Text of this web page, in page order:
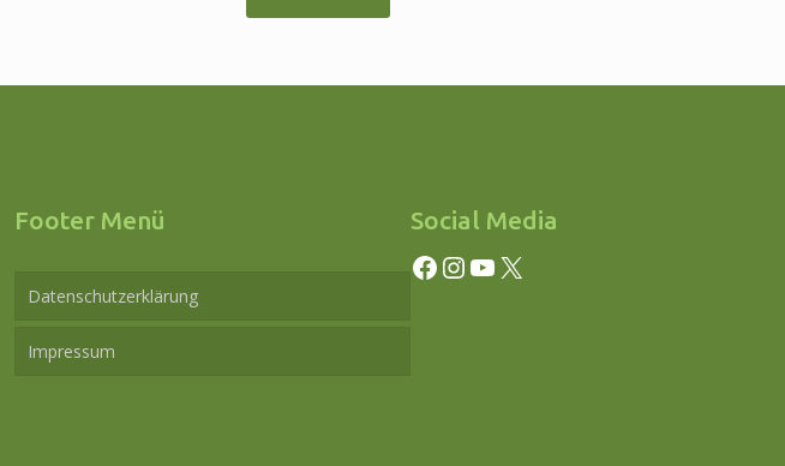
Footer Menü
Datenschutzerklärung
Impressum
Social Media
Facebook InstagramYouTube X